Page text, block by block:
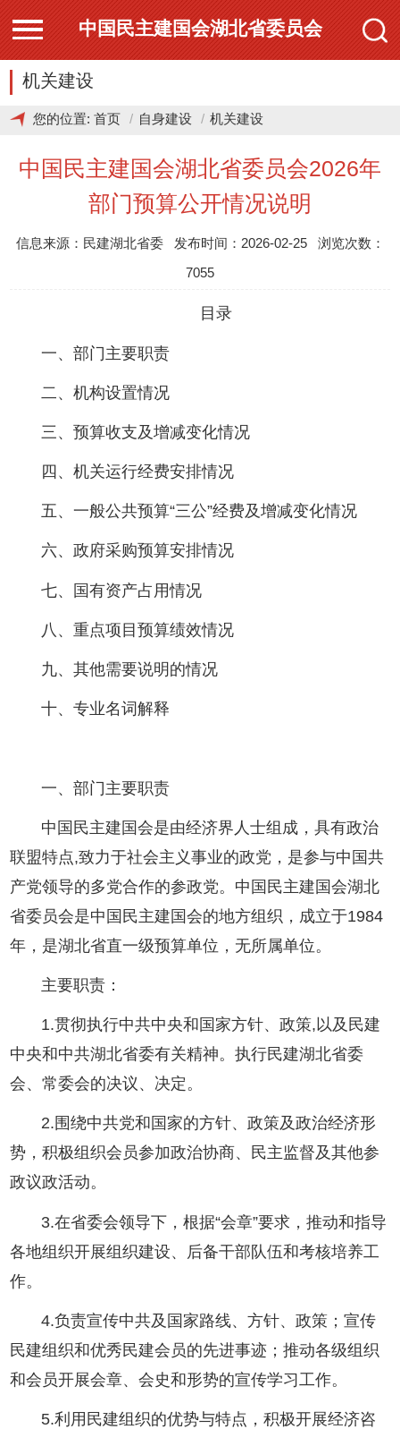
中国民主建国会湖北省委员会
机关建设
您的位置: 首页 自身建设 机关建设
中国民主建国会湖北省委员会2026年
部门预算公开情况说明
信息来源：民建湖北省委 发布时间：2026-02-25 浏览次数：
7055
目录
一、部门主要职责
二、机构设置情况
三、预算收支及增减变化情况
四、机关运行经费安排情况
五、一般公共预算“三公”经费及增减变化情况
六、政府采购预算安排情况
七、国有资产占用情况
八、重点项目预算绩效情况
九、其他需要说明的情况
十、专业名词解释
一、部门主要职责
中国民主建国会是由经济界人士组成，具有政治
联盟特点,致力于社会主义事业的政党，是参与中国共
产党领导的多党合作的参政党。中国民主建国会湖北
省委员会是中国民主建国会的地方组织，成立于1984
年，是湖北省直一级预算单位，无所属单位。
主要职责：
1.贯彻执行中共中央和国家方针、政策,以及民建
中央和中共湖北省委有关精神。执行民建湖北省委
会、常委会的决议、决定。
2.围绕中共党和国家的方针、政策及政治经济形
势，积极组织会员参加政治协商、民主监督及其他参
政议政活动。
3.在省委会领导下，根据“会章”要求，推动和指导
各地组织开展组织建设、后备干部队伍和考核培养工
作。
4.负责宣传中共及国家路线、方针、政策；宣传
民建组织和优秀民建会员的先进事迹；推动各级组织
和会员开展会章、会史和形势的宣传学习工作。
5.利用民建组织的优势与特点，积极开展经济咨